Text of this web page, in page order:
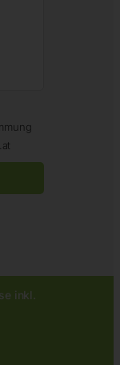
inkl.